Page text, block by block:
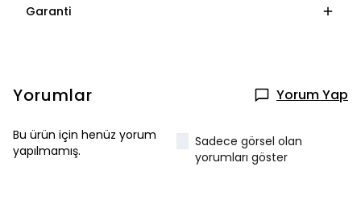
Garanti
Yorumlar Yorum Yap
Bu ürün için henüz yorum
yapılmamış.
Sadece görsel olan
yorumları göster